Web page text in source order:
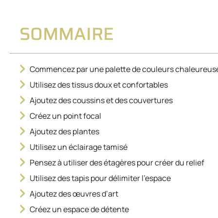
SOMMAIRE
Commencez par une palette de couleurs
Utilisez des tissus doux et confortables
Ajoutez des coussins et des couvertures
Créez un point focal
Ajoutez des plantes
Utilisez un éclairage tamisé
Pensez à utiliser des étagères pour créer du relief
Utilisez des tapis pour délimiter l’espace
Ajoutez des œuvres d’art
Créez un espace de détente